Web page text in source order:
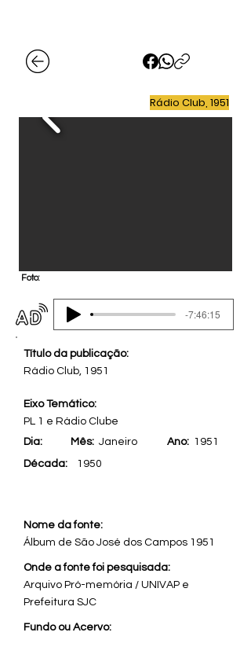
Rádio Club, 1951
Foto:
-7:46:15
Título da publicação:
Rádio Club, 1951
Eixo Temático:
PL 1 e Rádio Clube
Dia:
Mês: Ano:
Janeiro
1951
Década:
1950
Nome da fonte:
Álbum de São José dos Campos 1951
Onde a fonte foi pesquisada:
Arquivo Pró-memória / UNIVAP e
Prefeitura SJC
Fundo ou Acervo: